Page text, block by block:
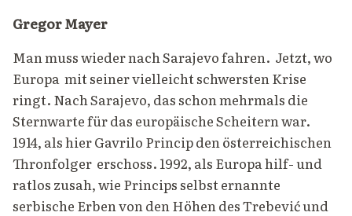
Gregor Mayer
Man muss wieder nach Sarajevo fahren. Jetzt, wo
Europa mit seiner vielleicht schwersten Krise
ringt. Nach Sarajevo, das schon mehrmals die
Sternwarte für das europäische Scheitern war.
1914, als hier Gavrilo Princip den österreichischen
Thronfolger erschoss. 1992, als Europa hilf- und
ratlos zusah, wie Princips selbst ernannte
serbische Erben von den Höhen des Trebević und